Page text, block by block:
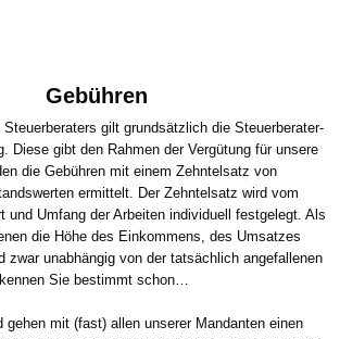
Gebühren
gilt grundsätzlich die Steuerberater-
Diese gibt den Rahmen der Vergütung für unsere
die Gebühren mit einem Zehntelsatz von
ermittelt. Der Zehntelsatz wird vom
und Umfang der Arbeiten individuell festgelegt. Als
die Höhe des Einkommens, des Umsatzes
unabhängig von der tatsächlich angefallenen
Sie bestimmt schon…
mit (fast) allen unserer Mandanten einen